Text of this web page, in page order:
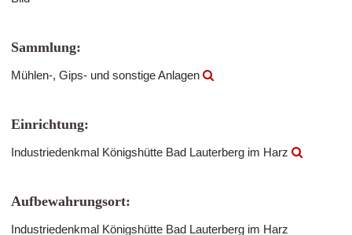
Sammlung:
Mühlen-, Gips- und sonstige Anlagen
Einrichtung:
Industriedenkmal Königshütte Bad Lauterberg im Harz
Aufbewahrungsort:
Industriedenkmal Königshütte Bad Lauterberg im Harz